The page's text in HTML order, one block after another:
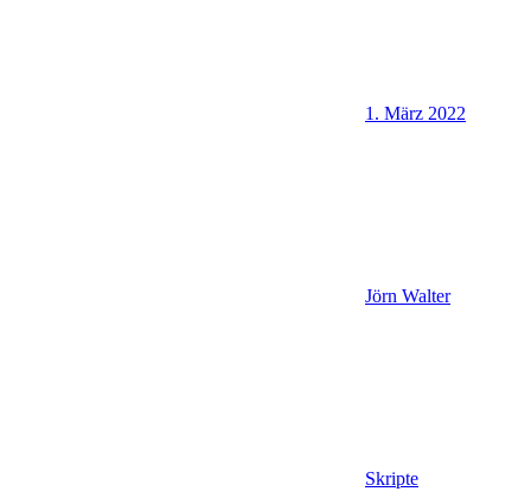
1. März 2022
Jörn Walter
Skripte